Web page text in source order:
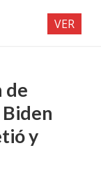
de
y
VER